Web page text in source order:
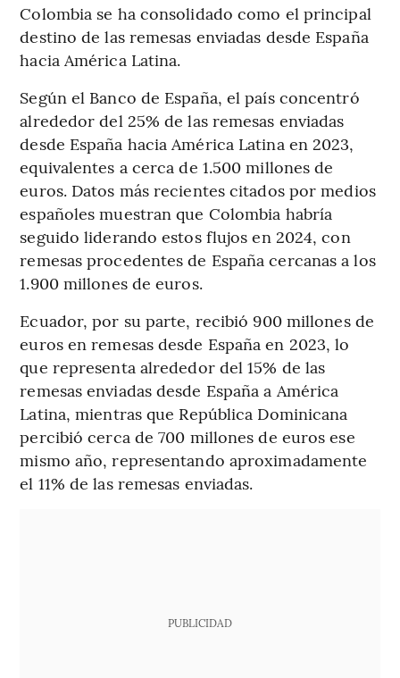
Colombia se ha consolidado como el principal
destino de las remesas enviadas desde España
hacia América Latina.
Según el Banco de España, el país concentró
alrededor del 25% de las remesas enviadas
desde España hacia América Latina en 2023,
equivalentes a cerca de 1.500 millones de
euros. Datos más recientes citados por medios
españoles muestran que Colombia habría
seguido liderando estos flujos en 2024, con
remesas procedentes de España cercanas a los
1.900 millones de euros.
Ecuador, por su parte, recibió 900 millones de
euros en remesas desde España en 2023, lo
que representa alrededor del 15% de las
remesas enviadas desde España a América
Latina, mientras que República Dominicana
percibió cerca de 700 millones de euros ese
mismo año, representando aproximadamente
el 11% de las remesas enviadas.
PUBLICIDAD